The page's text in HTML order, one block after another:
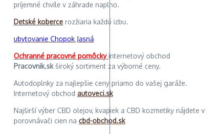
príjemné chvíle v záhrade naplno.
Detské koberce rozžiaria každú izbu.
ubytovanie Chopok Jasná
Ochranné pracovné pomôckyinternetový obchod
Pracovnik.skširoký sortiment za výborné ceny.
Autodoplnky za najlepšie ceny priamo do vašej garáže.
Internetový obchod autoveci.sk
Najširší výber CBD olejov, kvapiek a CBD kozmetiky nájdete v
porovnávači cien na cbd-obchod.sk